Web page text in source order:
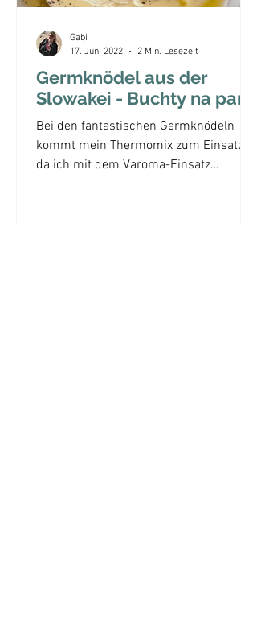
Germknödel aus der
Slowakei - Buchty na pare
Bei den fantastischen Germknödeln
kommt mein Thermomix zum Einsatz,
da ich mit dem Varoma-Einsatz
Gabi
17. Juni 2022
2 Min. Lesezeit